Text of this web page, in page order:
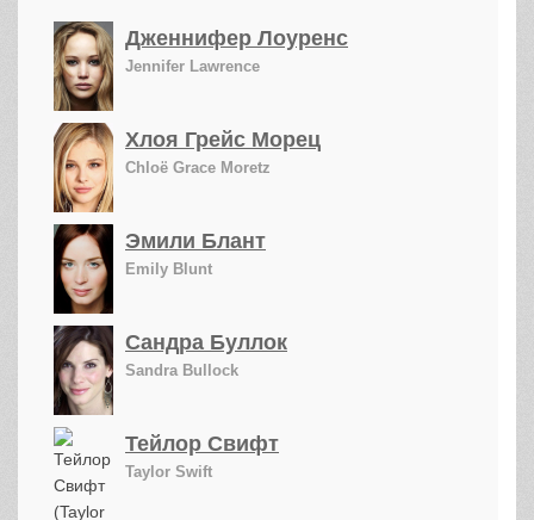
Дженнифер Лоуренс
Jennifer Lawrence
Хлоя Грейс Морец
Chloë Grace Moretz
Эмили Блант
Emily Blunt
Сандра Буллок
Sandra Bullock
Тейлор Свифт
Taylor Swift